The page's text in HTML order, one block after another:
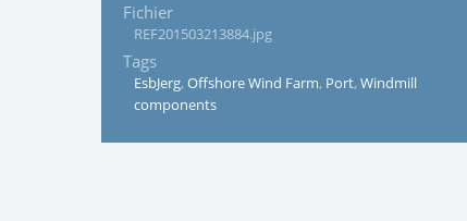
Fichier
REF201503213884.jpg
Tags
EsbJerg, Offshore Wind Farm, Port, Windmill
components